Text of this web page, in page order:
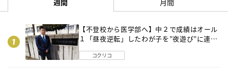
【不登校から医学部へ】中２で成績はオール
１「昼夜逆転」したわが子を”夜遊び”に連れ
コクリコ